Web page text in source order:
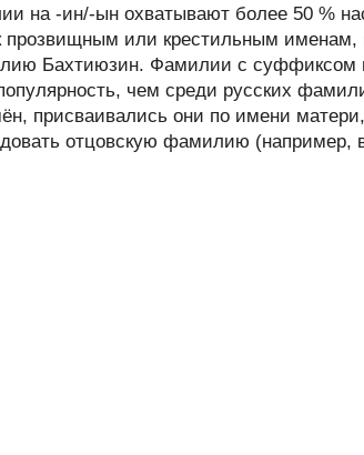
на -ин/-ын охватывают более 50 %
прозвищным или крестильным именам,
Бахтиюзин. Фамилии с суффиксом
чем среди русских
присваивались они по имени
отцовскую фамилию (например,